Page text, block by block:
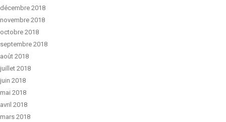
décembre 2018
novembre 2018
octobre 2018
septembre 2018
août 2018
juillet 2018
juin 2018
mai 2018
avril 2018
mars 2018